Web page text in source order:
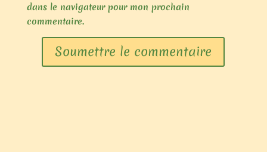
dans le navigateur pour mon prochain
commentaire.
Soumettre le commentaire